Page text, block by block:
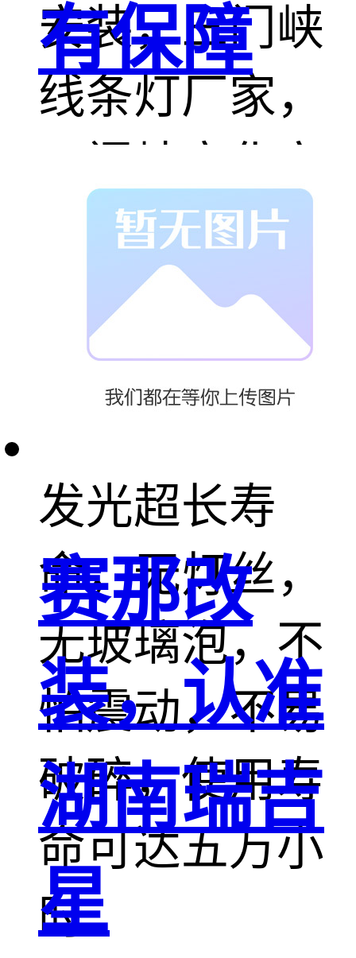
安装，三门峡
线条灯厂家，
装就来光之华
太阳能灯光源
优点：
发光超长寿
命，无灯丝，
无玻璃泡，不
怕震动，不易
破碎，使用寿
命可达五万小
时
有保障
赛那改
装，认准
湖南瑞吉
星